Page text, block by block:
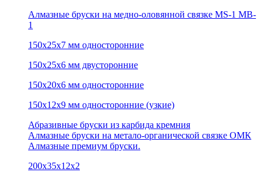
Алмазные бруски на медно-оловянной связке MS-1 MB-
1
150х25х7 мм односторонние
150х25х6 мм двусторонние
150х20х6 мм односторонние
150х12х9 мм односторонние (узкие)
Абразивные бруски из карбида кремния
Алмазные бруски на метало-органической связке ОМК
Алмазные премиум бруски.
200х35х12х2